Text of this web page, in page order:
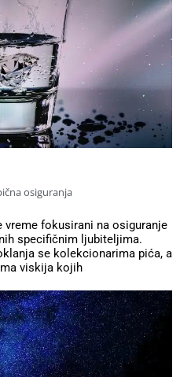
osiguranja
vreme fokusirani na osiguranje
specifičnim ljubiteljima.
se kolekcionarima pića, a
viskija kojih